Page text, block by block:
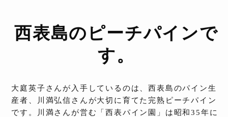
西表島のピーチパインで
す。
大庭英子さんが入手しているのは、西表島のパイン生
産者、川満弘信さんが大切に育てた完熟ピーチパイン
です。川満さんが営む「西表パイン園」は昭和35年に